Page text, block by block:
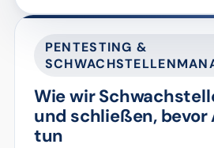
PENTESTING &
Wie wir
und schließen, bevor
tun